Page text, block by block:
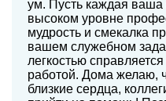
ум. Пусть каждая ваша
высоком уровне
мудрость и смекалка
вашем служебном
легкостью
работой. Дома желаю,
близкие сердца,